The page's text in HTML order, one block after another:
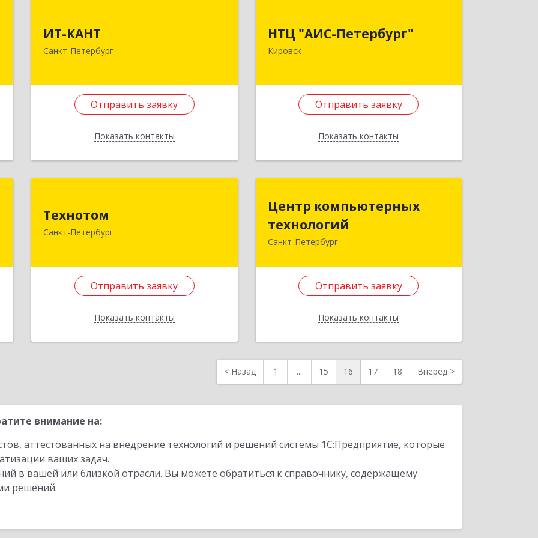
ИТ-КАНТ
Санкт-Петербург
Отправить заявку
Показать контакты
Волковский пр-кт, дом № 118, кв.16
Подробнее
Отправить заявку
НТЦ "АИС-Петербург"
Кировск
Отправить заявку
Показать контакты
187342, Ленинградская обл, Кировск г,
р-н Кировский, Новая ул, дом № 5, а/я
Подробнее
Назад
Технотом
Санкт-Петербург
Отправить заявку
Показать контакты
Белоостровская ул, дом № 17, корпус
Подробнее
Назад
Центр компьютерных
технологий
Санкт-Петербург
Отправить заявку
Показать контакты
технологий
197227, Санкт-Петербург г,
Подробнее
Отправить заявку
Назад
< Назад 1 ... 15 16 17 18 Вперед >
внимание на:
аттестованных на внедрение технологий и решений системы 1С:Предприятие, которые
ваших задач.
в вашей или близкой отрасли. Вы можете обратиться к справочнику, содержащему
решений.